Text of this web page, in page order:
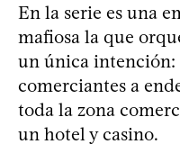
En la serie es una
mafiosa la que
un única intención:
comerciantes a
toda la zona
un hotel y casino.